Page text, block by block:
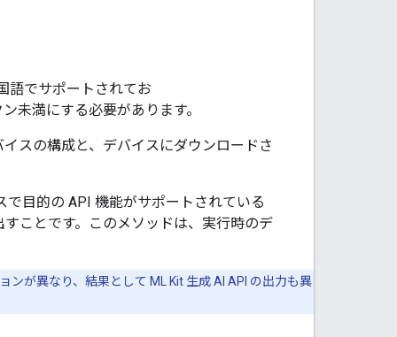
語でサポートされてお
未満にする必要があります。
スの構成と、デバイスにダウンロードさ
で目的の API 機能がサポートされている
すことです。このメソッドは、実行時のデ
ンが異なり、結果として ML Kit 生成 AI API の出力も異